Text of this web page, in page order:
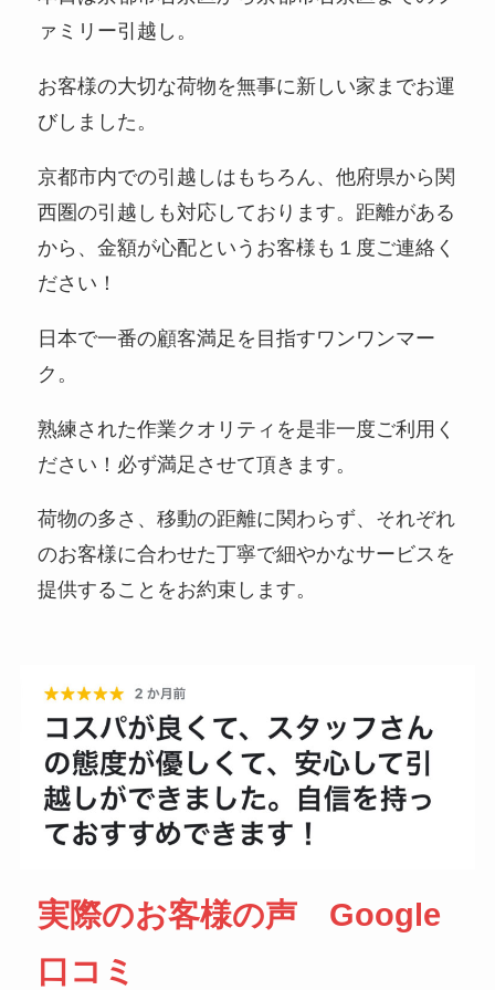
ァミリー引越し。
お客様の大切な荷物を無事に新しい家までお運
びしました。
京都市内での引越しはもちろん、他府県から関
西圏の引越しも対応しております。距離がある
から、金額が心配というお客様も１度ご連絡く
ださい！
日本で一番の顧客満足を目指すワンワンマー
ク。
熟練された作業クオリティを是非一度ご利用く
ださい！必ず満足させて頂きます。
荷物の多さ、移動の距離に関わらず、それぞれ
のお客様に合わせた丁寧で細やかなサービスを
提供することをお約束します。
実際のお客様の声 Google
口コミ